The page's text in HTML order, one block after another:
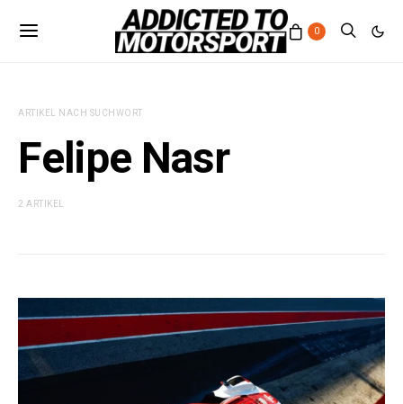
0
ARTIKEL NACH SUCHWORT
Felipe Nasr
2 ARTIKEL